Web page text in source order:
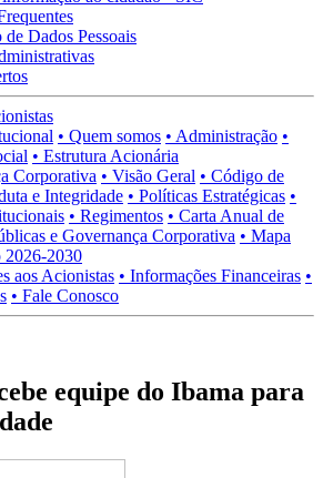
de Dados Pessoais
• Quem somos • Administração •
• Estrutura Acionária
Corporativa • Visão Geral • Código de
e Integridade • Políticas Estratégicas •
• Regimentos • Carta Anual de
e Governança Corporativa • Mapa
2026-2030
aos Acionistas • Informações Financeiras •
• Fale Conosco
equipe do Ibama para